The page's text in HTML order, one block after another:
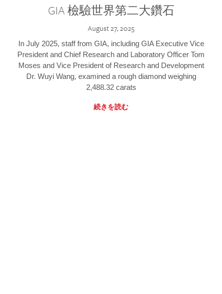
GIA 檢驗世界第二大鑽石
August 27, 2025
In July 2025, staff from GIA, including GIA Executive Vice
President and Chief Research and Laboratory Officer Tom
Moses and Vice President of Research and Development
Dr. Wuyi Wang, examined a rough diamond weighing
2,488.32 carats
続きを読む